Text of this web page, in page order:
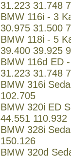
31.223 31.748
BMW 116i - 3
30.975 31.500
BMW 118i - 5
39.400 39.925
BMW 116d ED
31.223 31.748
BMW 316i
102.705
BMW 320i ED
44.551 110.932
BMW 328i
150.126
BMW 320d